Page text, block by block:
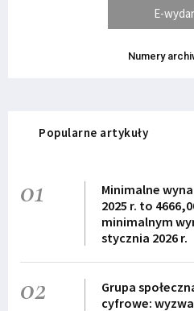
E-
Numery
Popularne artykuły
01
Minimalne
2025 r. to
minimalnym
stycznia 2026 r.
02
Grupa
cyfrowe: